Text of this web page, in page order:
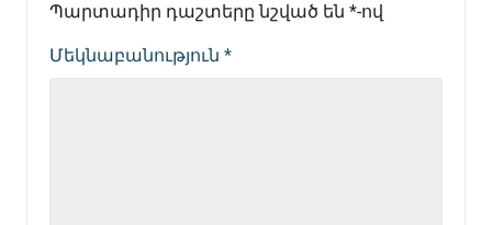
Պարտադիր դաշտերը նշված են *-ով
Մեկնաբանություն *